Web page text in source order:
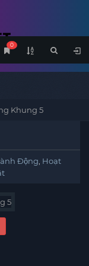
0
Khung 5
Động Hoạt